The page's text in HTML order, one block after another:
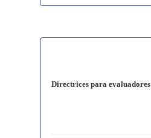
Directrices para evaluadores